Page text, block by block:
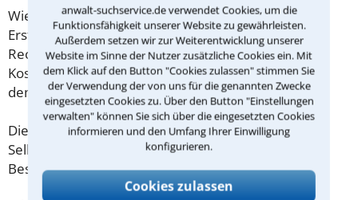
anwalt-suchservice.de verwendet Cookies, um die
Funktionsfähigkeit unserer Website zu gewährleisten.
Außerdem setzen wir zur Weiterentwicklung unserer
Website im Sinne der Nutzer zusätzliche Cookies ein. Mit
dem Klick auf den Button "Cookies zulassen" stimmen Sie
der Verwendung der von uns für die genannten Zwecke
eingesetzten Cookies zu. Über den Button "Einstellungen
verwalten" können Sie sich über die eingesetzten Cookies
informieren und den Umfang Ihrer Einwilligung
konfigurieren.
Cookies zulassen
Wieviel ein Rechtsanwalt in Stuttgart für eine
Erstberatung verlangen darf, ist in §34 des
Rechtsanwaltsvergütungsgesetz (RVG) geregelt. Die
Kosten für das erste Beratungsgespräch betragen
demnach maximal 190,00 € zzgl. MwSt.
Diese Regelung gilt jedoch nur für Verbraucher. Für
Selbstständige oder Freiberufler gilt diese
Beschränkung nicht.